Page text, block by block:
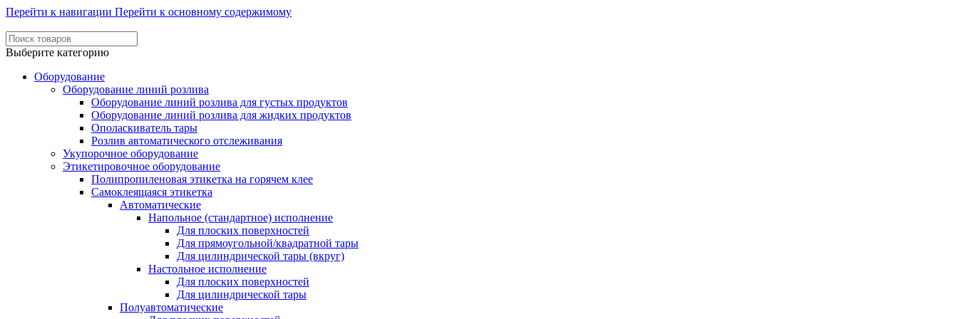
Перейти к навигации Перейти к основному содержимому
Выберите категорию
Оборудование
Оборудование линий розлива
Оборудование линий розлива для густых продуктов
Оборудование линий розлива для жидких продуктов
Ополаскиватель тары
Розлив автоматического отслеживания
Укупорочное оборудование
Этикетировочное оборудование
Полипропиленовая этикетка на горячем клее
Самоклеящаяся этикетка
Автоматические
Напольное (стандартное) исполнение
Для плоских поверхностей
Для прямоугольной/квадратной тары
Для цилиндрической тары (вкруг)
Настольное исполнение
Для плоских поверхностей
Для цилиндрической тары
Полуавтоматические